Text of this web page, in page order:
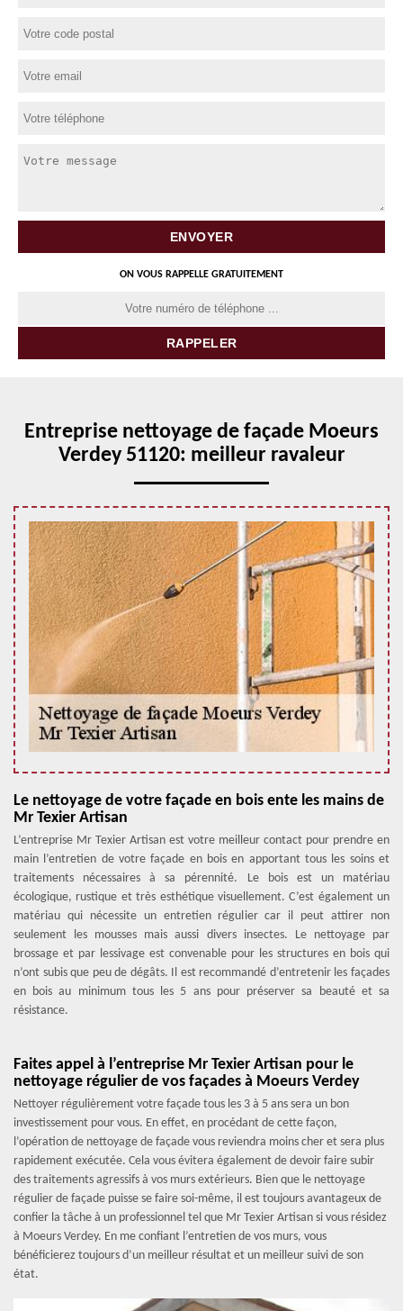
ON VOUS RAPPELLE GRATUITEMENT
Entreprise nettoyage de façade Moeurs
Verdey 51120: meilleur ravaleur
Le nettoyage de votre façade en bois ente les mains de
Mr Texier Artisan
L’entreprise Mr Texier Artisan est votre meilleur contact pour prendre en
main l’entretien de votre façade en bois en apportant tous les soins et
traitements nécessaires à sa pérennité. Le bois est un matériau
écologique, rustique et très esthétique visuellement. C’est également un
matériau qui nécessite un entretien régulier car il peut attirer non
seulement les mousses mais aussi divers insectes. Le nettoyage par
brossage et par lessivage est convenable pour les structures en bois qui
n’ont subis que peu de dégâts. Il est recommandé d’entretenir les façades
en bois au minimum tous les 5 ans pour préserver sa beauté et sa
résistance.
Faites appel à l’entreprise Mr Texier Artisan pour le
nettoyage régulier de vos façades à Moeurs Verdey
Nettoyer régulièrement votre façade tous les 3 à 5 ans sera un bon
investissement pour vous. En effet, en procédant de cette façon,
l’opération de nettoyage de façade vous reviendra moins cher et sera plus
rapidement exécutée. Cela vous évitera également de devoir faire subir
des traitements agressifs à vos murs extérieurs. Bien que le nettoyage
régulier de façade puisse se faire soi-même, il est toujours avantageux de
confier la tâche à un professionnel tel que Mr Texier Artisan si vous résidez
à Moeurs Verdey. En me confiant l’entretien de vos murs, vous
bénéficierez toujours d’un meilleur résultat et un meilleur suivi de son
état.